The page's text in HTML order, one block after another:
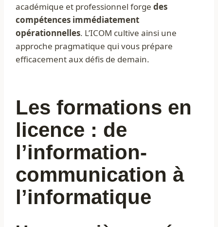
académique et professionnel forge des
compétences immédiatement
opérationnelles. L’ICOM cultive ainsi une
approche pragmatique qui vous prépare
efficacement aux défis de demain.
Les formations en
licence : de
l’information-
communication à
l’informatique